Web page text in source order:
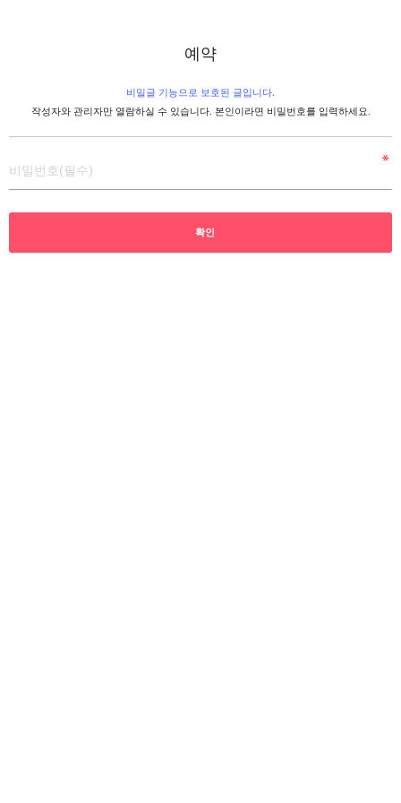
예약
비밀글 기능으로 보호된 글입니다.
작성자와 관리자만 열람하실 수 있습니다. 본인이라면 비밀번호를 입력하세요.